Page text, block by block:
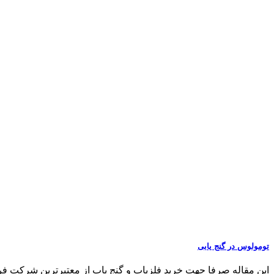
تومولوس در گنج یابی
این مقاله صرفا جهت خرید فلزیاب و گنج یاب از معتبرترین شرکت فروش